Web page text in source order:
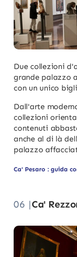
Due collezioni
grande palazzo
con un unico
Dall'arte
collezioni
contenuti
anche al di là
palazzo
Ca' Pesaro : guida
06 |Ca'